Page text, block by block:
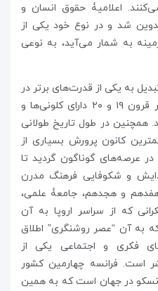
اعلامیۀ حقوق انسان و
شد و در نوع خود یکی از
به شمار می‌آید، به نوعی
به یکی از قدرت‌های برتر در
منطقۀ اروپا شد به طوری که در قرون ۱۹ و ۲۰ دارای کلونی‌ها و
همچنین در طول تاریخ طولانی
کانون پرورش بسیاری از
در عرصه‌های گوناگون گردید تا
و شکوفایی فرهنگ مدرن
و هجدهم، جامعۀ علمی،
که از سراسر اروپا به آن
به آن “عصر روشنگری” اطلاق
فکری و اجتماعی یکی از
است. فرانسه چهارمین کشور
در جهان است که به همین